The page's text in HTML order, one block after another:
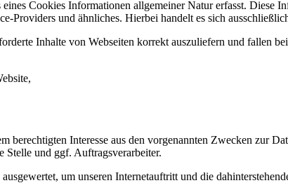
Cookies Informationen allgemeiner Natur erfasst. Diese
Providers und ähnliches. Hierbei handelt es sich
Inhalte von Webseiten korrekt auszuliefern und fallen
berechtigten Interesse aus den vorgenannten Zwecken zur
Stelle und ggf. Auftragsverarbeiter.
um unseren Internetauftritt und die